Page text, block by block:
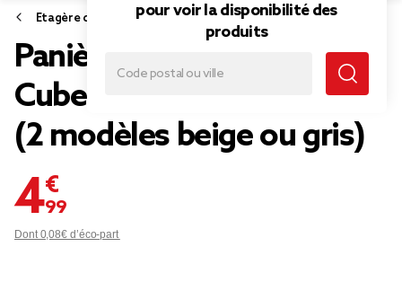
pour voir la disponibilité des
produits
Etagère de rangement
Panière de rangement Box
Cube tissu 31x31xH29cm
(2 modèles beige ou gris)
4,99 €
Dont 0,08€ d’éco-part